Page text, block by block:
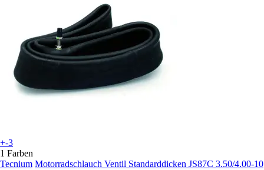
+-3
1 Farben
Tecnium Motorradschlauch Ventil Standarddicken JS87C 3.50/4.00-10